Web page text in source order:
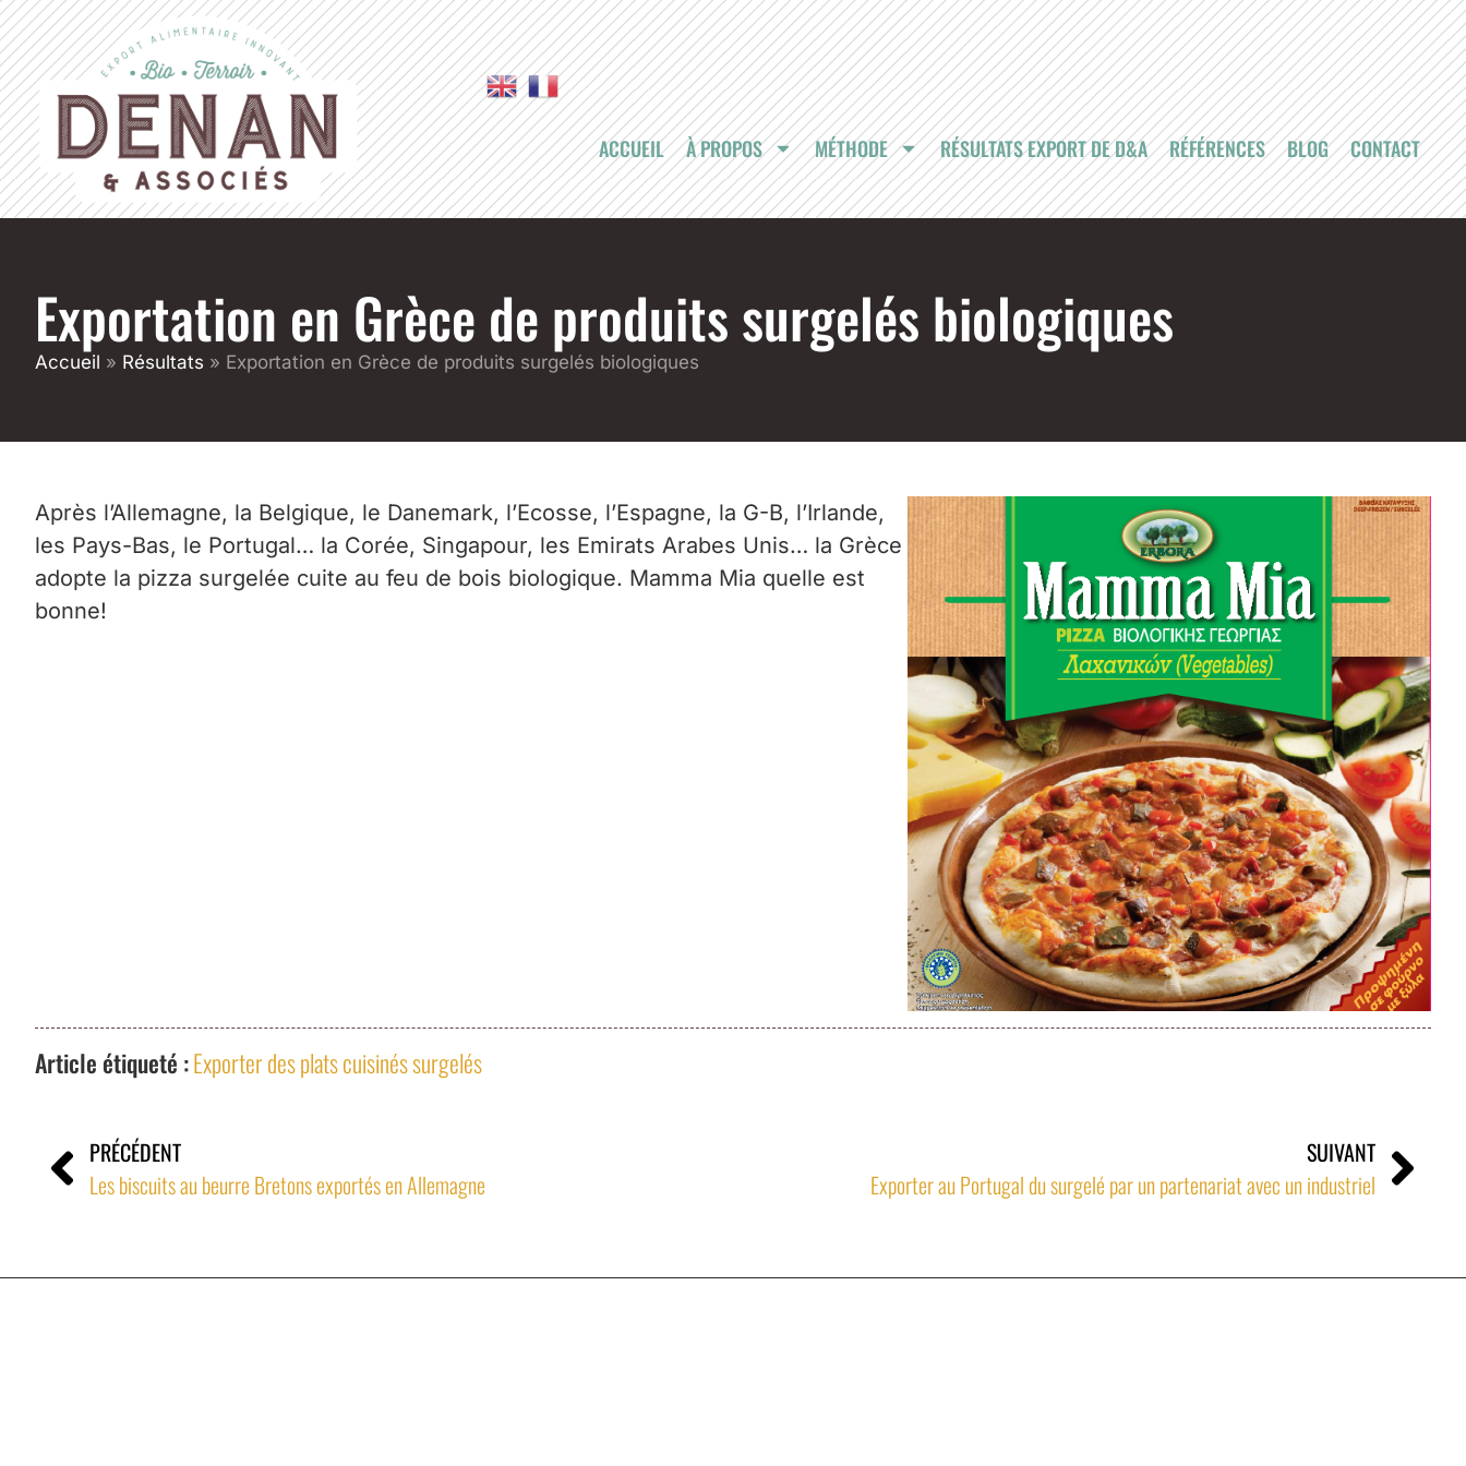
ACCUEIL À PROPOS MÉTHODE RÉSULTATS EXPORT DE D&A RÉFÉRENCES BLOG CONTACT
Exportation en Grèce de produits surgelés biologiques
Accueil » Résultats » Exportation en Grèce de produits surgelés biologiques
Après l’Allemagne, la Belgique, le Danemark, l’Ecosse, l’Espagne, la G-B, l’Irlande,
les Pays-Bas, le Portugal… la Corée, Singapour, les Emirats Arabes Unis… la Grèce
adopte la pizza surgelée cuite au feu de bois biologique. Mamma Mia quelle est
bonne!
Article étiqueté :Exporter des plats cuisinés surgelés
PRÉCÉDENT
Les biscuits au beurre Bretons exportés en Allemagne
SUIVANT
Exporter au Portugal du surgelé par un partenariat avec un industriel